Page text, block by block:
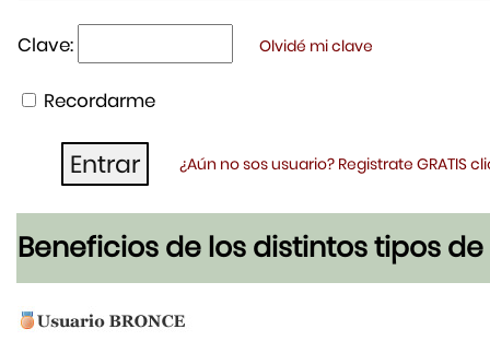
Clave: Olvidé mi clave
Recordarme
¿Aún no sos usuario? Registrate GRATIS
Beneficios de los distintos tipos de